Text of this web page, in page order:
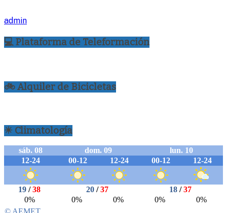
admin
💻 Plataforma de Teleformación
🚲 Alquiler de Bicicletas
☀ Climatología